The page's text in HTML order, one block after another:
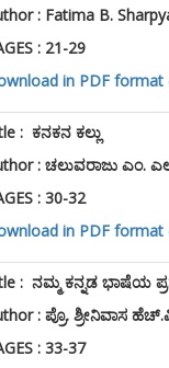
: Fatima B.
: 21-29
in PDF format
: ಕನಕನ ಕಲ್ಲು
: ಚಲುವರಾಜು ಎಂ.
: 30-32
in PDF format
: ನಮ್ಮ ಕನ್ನಡ ಭಾಷೆಯ
: ಪ್ರೊ. ಶ್ರೀನಿವಾಸ
: 33-37